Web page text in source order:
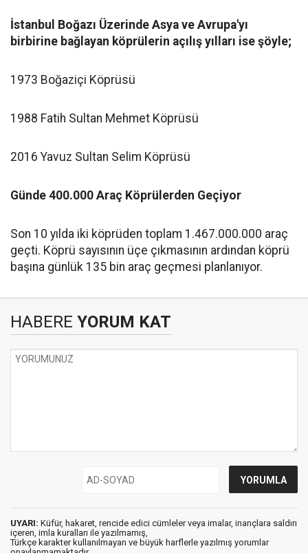
İstanbul Boğazı Üzerinde Asya ve Avrupa'yı
birbirine bağlayan köprülerin açılış yılları ise şöyle;
1973 Boğaziçi Köprüsü
1988 Fatih Sultan Mehmet Köprüsü
2016 Yavuz Sultan Selim Köprüsü
Günde 400.000 Araç Köprülerden Geçiyor
Son 10 yılda iki köprüden toplam 1.467.000.000 araç
geçti. Köprü sayısının üçe çıkmasının ardından köprü
başına günlük 135 bin araç geçmesi planlanıyor.
HABERE YORUM KAT
UYARI: Küfür, hakaret, rencide edici cümleler veya imalar, inançlara saldırı
içeren, imla kuralları ile yazılmamış,
Türkçe karakter kullanılmayan ve büyük harflerle yazılmış yorumlar